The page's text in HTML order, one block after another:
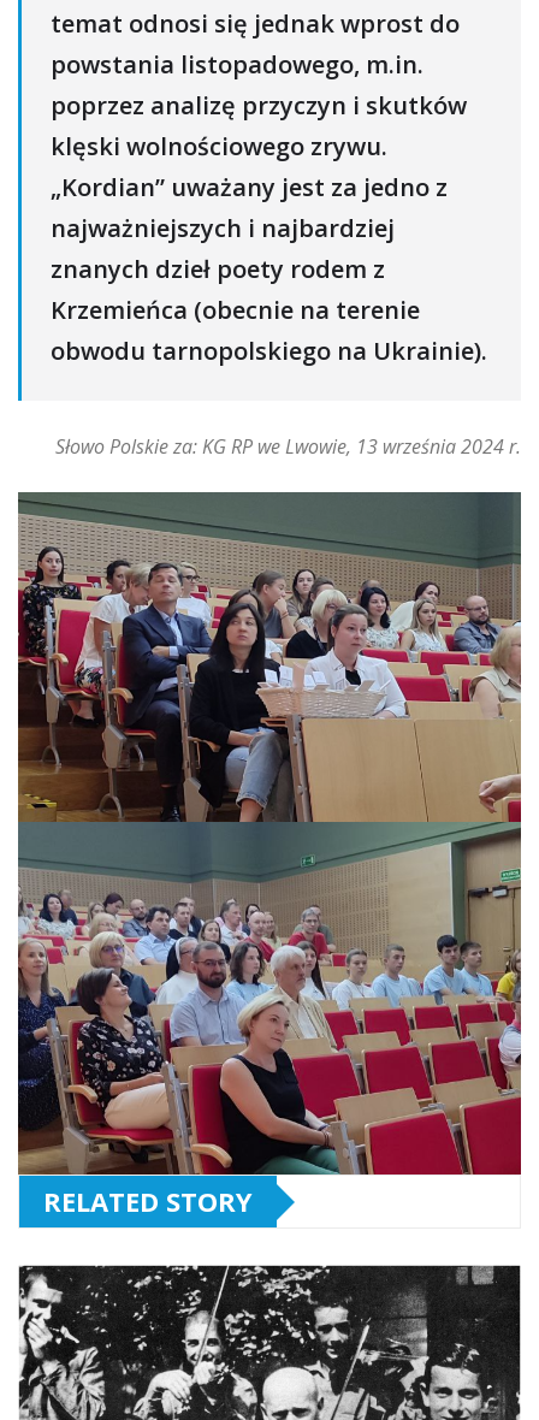
temat odnosi się jednak wprost do
powstania listopadowego, m.in.
poprzez analizę przyczyn i skutków
klęski wolnościowego zrywu.
„Kordian” uważany jest za jedno z
najważniejszych i najbardziej
znanych dzieł poety rodem z
Krzemieńca (obecnie na terenie
obwodu tarnopolskiego na Ukrainie).
Słowo Polskie za: KG RP we Lwowie, 13 września 2024 r.
RELATED STORY